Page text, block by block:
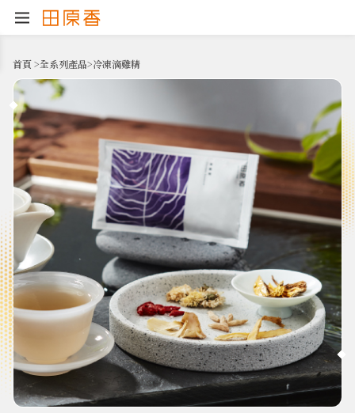
首頁>全系列產品>冷凍滴雞精